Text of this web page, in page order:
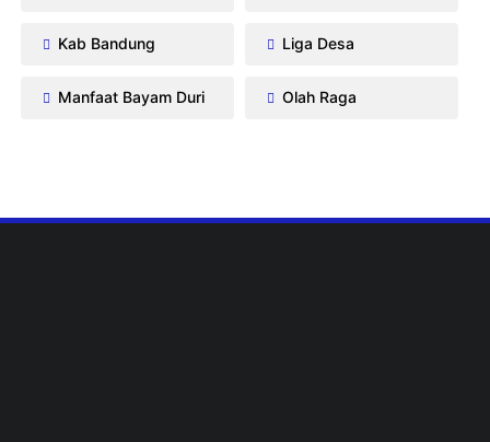
Kab Bandung Liga Desa
Manfaat Bayam Duri Olah Raga